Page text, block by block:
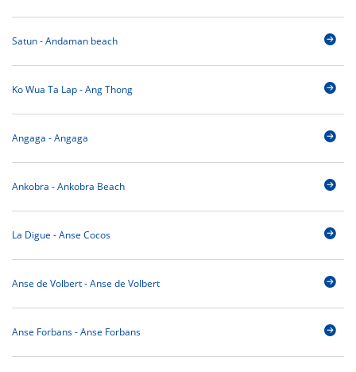
Satun - Andaman beach
Ko Wua Ta Lap - Ang Thong
Angaga - Angaga
Ankobra - Ankobra Beach
La Digue - Anse Cocos
Anse de Volbert - Anse de Volbert
Anse Forbans - Anse Forbans